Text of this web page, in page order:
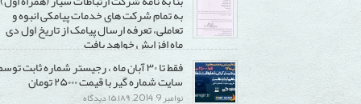
۰۲۱
(
از
بلک
به
مدت
۴۸
ساعت
به
به تمام شرکت های خدمات پیامکی انبوه و
تعاملی، تعرفه ارسال پیامک از تاریخ اول دی
ماه افزایش خواهد یافت
۱۵,۲۹۰ دیدگاه
بنا
به
فقط تا ۳۰ آبان ماه ، رجیستر شماره ثابت توسط
سایت شماره گیر با قیمت ۲۵۰۰۰ تومان
نوامبر 9, 2014, ۱۵,۱۸۹ دیدگاه
برای